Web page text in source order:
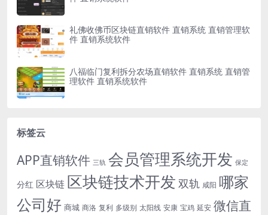
礼佛收佛币区块链直销软件 直销系统 直销管理软
件 直销系统软件
八福临门复利拆分农场直销软件 直销系统 直销管
理软件 直销系统软件
标签云
APP直销软件 三轨 会员管理系统开发 保定
分红 区块链 区块链技术开发 双轨 咸阳 哪家
公司好 商城 商洛 复利 多级别 太阳线 安康 宝鸡 延安 微信直